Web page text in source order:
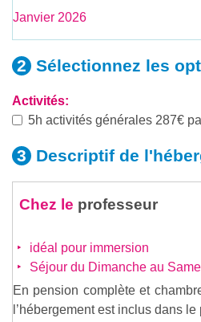
Janvier 2026
Sélectionnez les
Activités:
5h activités générales 287€
Descriptif de
Chez le professeur
idéal pour immersion
Séjour du Dimanche au
En pension complète et
l’hébergement est inclus dans